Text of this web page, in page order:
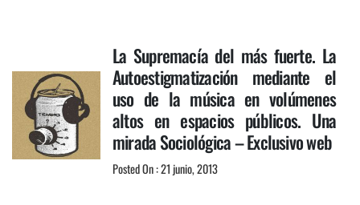
La Supremacía del más fuerte. La
Autoestigmatización mediante el
uso de la música en volúmenes
altos en espacios públicos. Una
mirada Sociológica – Exclusivo web
Posted On : 21 junio, 2013